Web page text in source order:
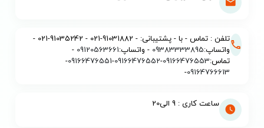
تلفن : تماس - با - پشتیبانی: - 91031882-021 - 91035242-021 -
واتساپ:09383333895 - واتساپ:09120563661
-
تماس:09166476553
-
09166476552
-
09166476551
-
09164766613
-
ساعت کاری : 9 الی20